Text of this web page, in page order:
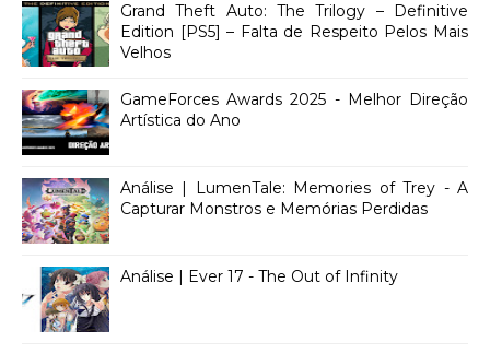
Grand Theft Auto: The Trilogy – Definitive
Edition [PS5] – Falta de Respeito Pelos Mais
Velhos
GameForces Awards 2025 - Melhor Direção
Artística do Ano
Análise | LumenTale: Memories of Trey - A
Capturar Monstros e Memórias Perdidas
Análise | Ever 17 - The Out of Infinity